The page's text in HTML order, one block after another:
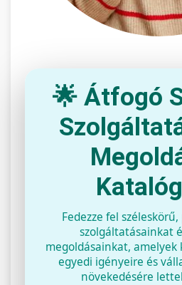
🌟 Átfogó
Fedezze fel
szolgáltatásainkat
megoldásainkat, amelyek
egyedi igényeire és
növekedésére